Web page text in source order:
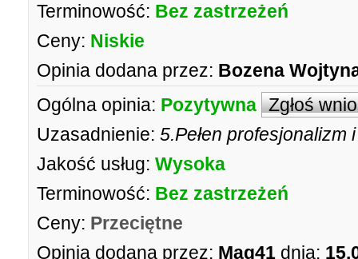
Terminowość: Bez zastrzeżeń
Ceny: Niskie
Opinia dodana przez: Bozena
Ogólna opinia: Pozytywna Zgłoś
Uzasadnienie: 5.Pełen
Jakość usług: Wysoka
Terminowość: Bez zastrzeżeń
Ceny: Przeciętne
Opinia dodana przez: Mag41 dnia: